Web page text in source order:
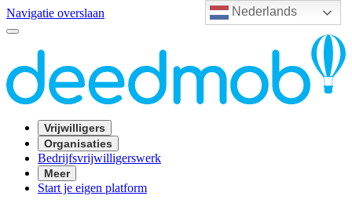
Nederlands
Navigatie overslaan
Vrijwilligers
Organisaties
Bedrijfsvrijwilligerswerk
Meer
Start je eigen platform